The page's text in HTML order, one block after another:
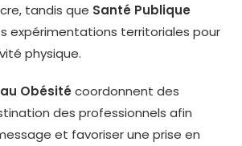
tandis que Santé Publique
expérimentations territoriales pour
physique.
Obésité coordonnent des
des professionnels afin
et favoriser une prise en